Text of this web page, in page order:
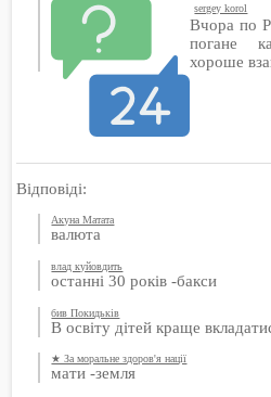
sergey korol
Вчора по
погане
хороше
Відповіді:
Акуна Матата
валюта
влад куйовдить
останні 30 років -бакси
бив Покидьків
В освіту дітей краще
★ За моральне здоров'я нації
мати -земля